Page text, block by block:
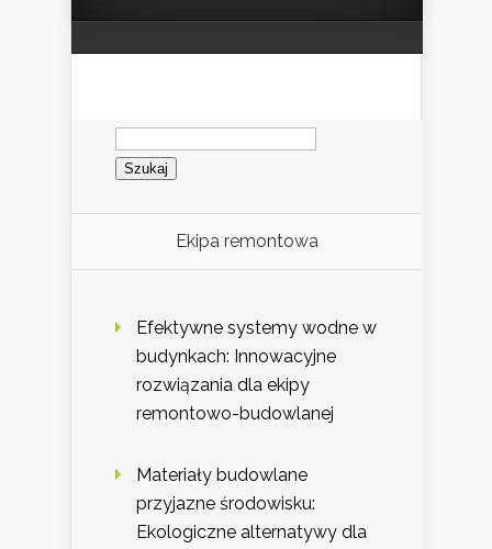
Szukaj:
Ekipa remontowa
Efektywne systemy wodne w
budynkach: Innowacyjne
rozwiązania dla ekipy
remontowo-budowlanej
Materiały budowlane
przyjazne środowisku:
Ekologiczne alternatywy dla